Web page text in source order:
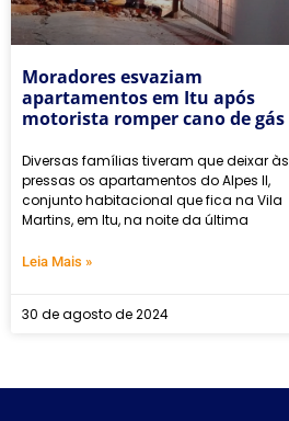
Moradores esvaziam
apartamentos em Itu após
motorista romper cano de gás
Diversas famílias tiveram que deixar às
pressas os apartamentos do Alpes ll,
conjunto habitacional que fica na Vila
Martins, em Itu, na noite da última
Leia Mais »
30 de agosto de 2024